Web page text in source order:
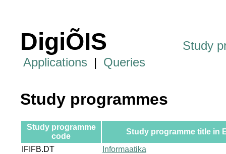
DigiÕIS
Study
Applications | Queries
Study programmes
Study programme
code
Study programme title in
IFIFB.DT
Informaatika